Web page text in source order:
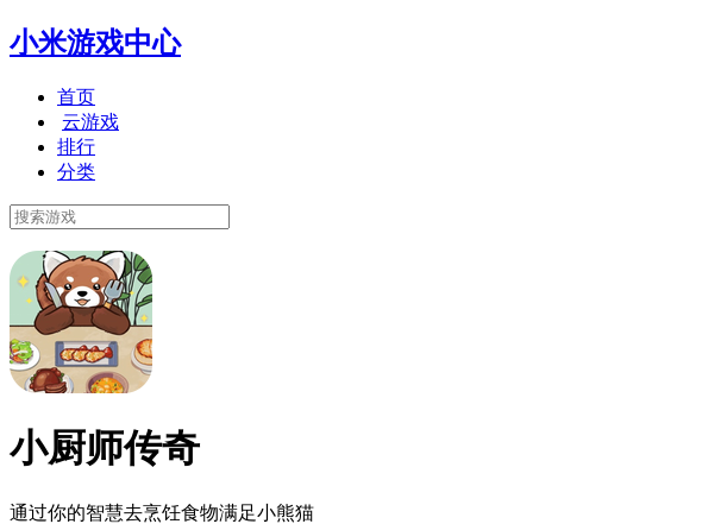
小米游戏中心
首页
云游戏
排行
分类
小厨师传奇
通过你的智慧去烹饪食物满足小熊猫